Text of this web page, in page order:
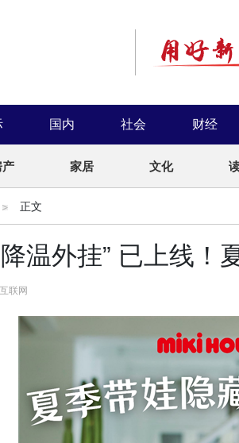
国内 社会 财经
产 家居 文化
正文
温外挂” 已上线！
联网